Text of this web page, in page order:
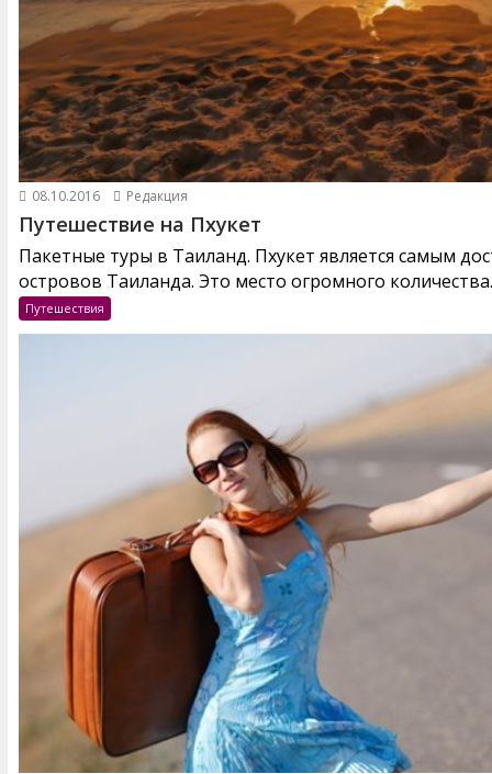
08.10.2016 Редакция
Путешествие на Пхукет
Пакетные туры в Таиланд. Пхукет является самым
островов Таиланда. Это место огромного
Путешествия